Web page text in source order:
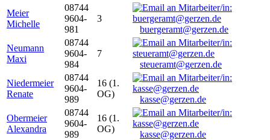
Meier
Michelle
08744
9604-
981
3
buergeramt@gerzen.de
Neumann
Maxi
08744
9604-
984
7
steueramt@gerzen.de
Niedermeier
Renate
08744
9604-
989
16 (1.
OG)
kasse@gerzen.de
Obermeier
Alexandra
08744
9604-
989
16 (1.
OG)
kasse@gerzen.de